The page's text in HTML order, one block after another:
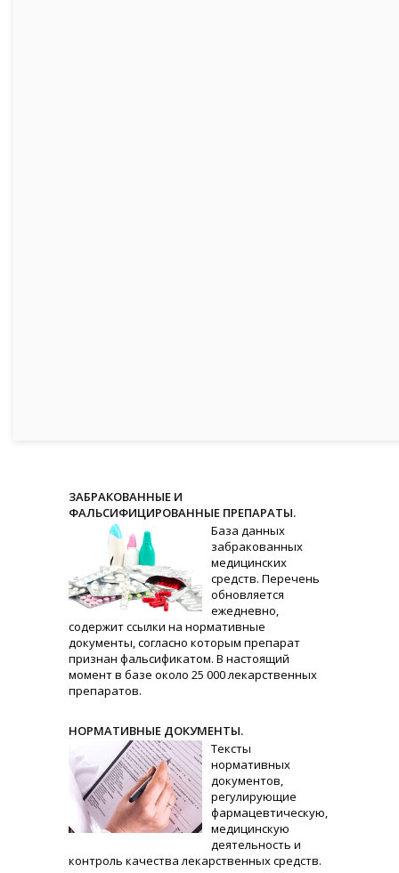
ЗАБРАКОВАННЫЕ И
ФАЛЬСИФИЦИРОВАННЫЕ ПРЕПАРАТЫ.
База данных
забракованных
медицинских
средств. Перечень
обновляется
ежедневно,
содержит ссылки на нормативные
документы, согласно которым препарат
признан фальсификатом. В настоящий
момент в базе около 25 000 лекарственных
препаратов.
НОРМАТИВНЫЕ ДОКУМЕНТЫ.
Тексты
нормативных
документов,
регулирующие
фармацевтическую,
медицинскую
деятельность и
контроль качества лекарственных средств.